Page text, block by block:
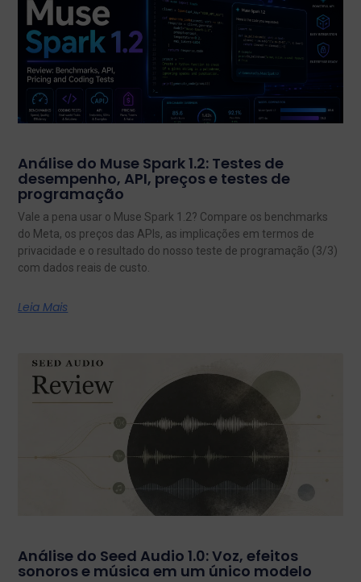
Análise do Muse Spark 1.2: Testes de
desempenho, API, preços e testes de
programação
Vale a pena usar o Muse Spark 1.2? Compare os benchmarks
do Meta, os preços das APIs, as implicações em termos de
privacidade e o resultado do nosso teste de programação (3/3)
com dados reais de custo.
Leia Mais
Análise do Seed Audio 1.0: Voz, efeitos
sonoros e música em um único modelo